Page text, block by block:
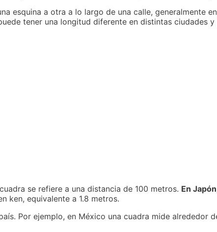
esquina a otra a lo largo de una calle, generalmente
tener una longitud diferente en distintas ciudades y
se refiere a una distancia de 100 metros. En
ken, equivalente a 1.8 metros.
Por ejemplo, en México una cuadra mide alrededor